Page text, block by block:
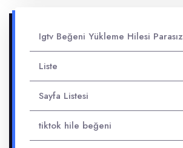
Igtv Beğeni Yükleme Hilesi Parasız
Liste
Sayfa Listesi
tiktok hile beğeni